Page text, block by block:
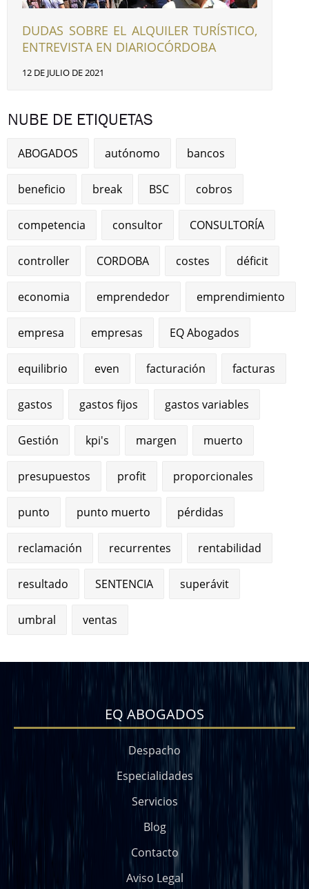
DUDAS SOBRE EL ALQUILER TURÍSTICO,
ENTREVISTA EN DIARIOCÓRDOBA
12 DE JULIO DE 2021
NUBE DE ETIQUETAS
ABOGADOS autónomo bancos
beneficio break BSC cobros
competencia consultor CONSULTORÍA
controller CORDOBA costes déficit
economia emprendedor emprendimiento
empresa empresas EQ Abogados
equilibrio even facturación facturas
gastos gastos fijos gastos variables
Gestión kpi's margen muerto
presupuestos profit proporcionales
punto punto muerto pérdidas
reclamación recurrentes rentabilidad
resultado SENTENCIA superávit
umbral ventas
EQ ABOGADOS
Despacho
Especialidades
Servicios
Blog
Contacto
Aviso Legal